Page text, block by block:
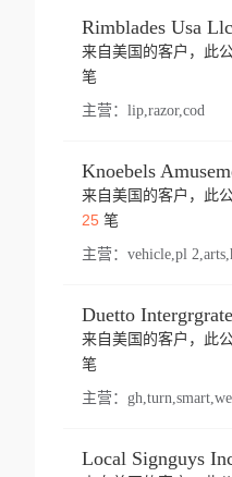
Rimblades Usa Llc
来自美国的客户，此
笔
主营： lip,razor,cod
来自美国的客户，此
25笔
主营：
来自美国的客户，此
笔
主营：
Local Signguys